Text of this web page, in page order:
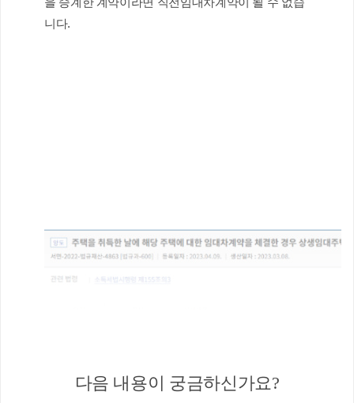
니다.
다음 내용이 궁금하신가요?